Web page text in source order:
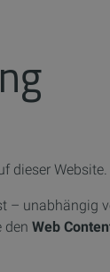
dieser Website.
den Web